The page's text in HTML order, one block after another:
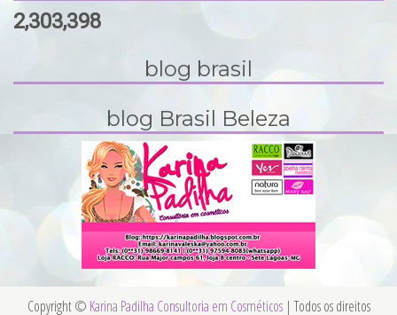
2,303,398
blog brasil
blog Brasil Beleza
Copyright © Karina Padilha Consultoria em Cosméticos | Todos os direitos